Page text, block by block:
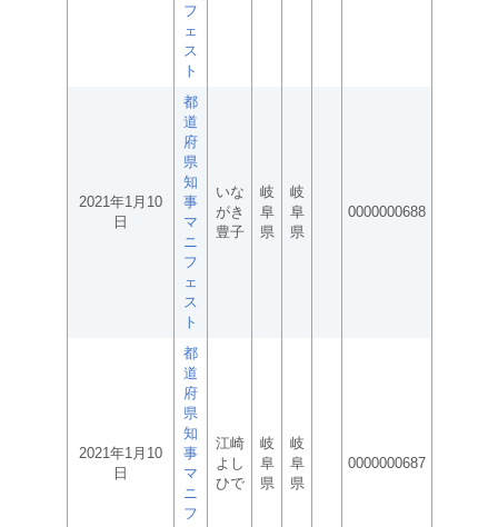
フ
ェ
ス
ト
2021年1月10
日
都
道
府
県
知
事
マ
ニ
フ
ェ
ス
ト
いな
がき
豊子
岐
阜
県
岐
阜
県
0000000688
2021年1月10
日
都
道
府
県
知
事
マ
ニ
フ
江崎
よし
ひで
岐
阜
県
岐
阜
県
0000000687